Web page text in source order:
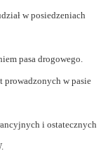
w posiedzeniach
pasa drogowego.
prowadzonych w pasie
i ostatecznych